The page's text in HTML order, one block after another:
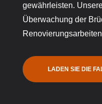
gewährleisten.
Überwachung der
LADEN SIE DIE